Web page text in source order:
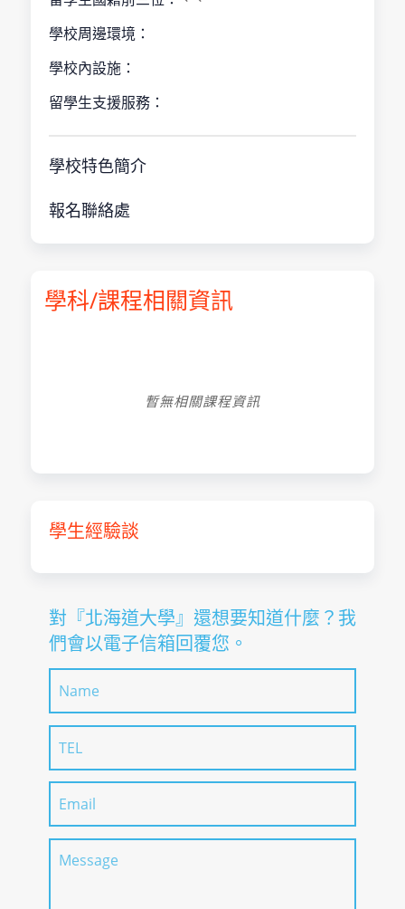
學校周邊環境：
學校內設施：
留學生支援服務：
學校特色簡介
報名聯絡處
學科/課程相關資訊
暫無相關課程資訊
學生經驗談
對『北海道⼤學』還想要知道什麼？我
們會以電子信箱回覆您。